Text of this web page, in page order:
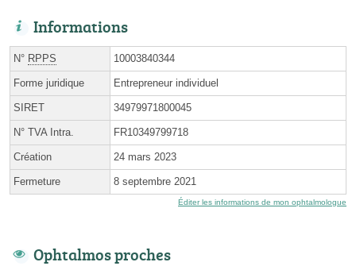
Informations
N° RPPS 10003840344
Forme juridique Entrepreneur individuel
SIRET 34979971800045
N° TVA Intra. FR10349799718
Création 24 mars 2023
Fermeture 8 septembre 2021
Éditer les informations de mon ophtalmologue
Ophtalmos proches